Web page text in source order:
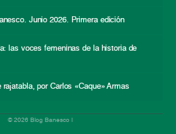
Junio 2026. Primera edición
las voces femeninas de la historia de
por Carlos «Caque» Armas
© 2026 Blog Banesco |